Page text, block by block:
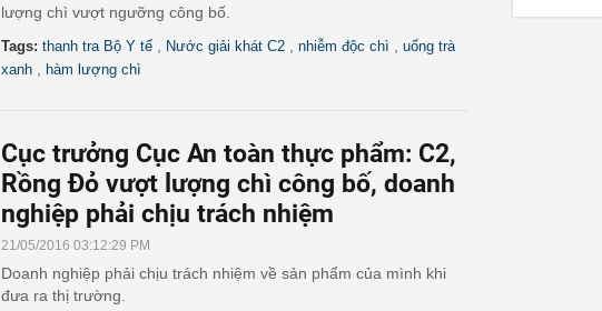
lượng chì vượt ngưỡng công bố.
Tags: thanh tra Bộ Y tế Nước giải khát C2 nhiễm độc chì
uống trà
xanh
hàm lượng chì
Cục trưởng Cục An toàn thực phẩm: C2,
Rồng Đỏ vượt lượng chì công bố, doanh
nghiệp phải chịu trách nhiệm
21/05/2016 03:12:29 PM
Doanh nghiệp phải chịu trách nhiệm về sản phẩm của mình khi
đưa ra thị trường.